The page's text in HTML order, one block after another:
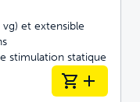
vg) et extensible
stimulation statique